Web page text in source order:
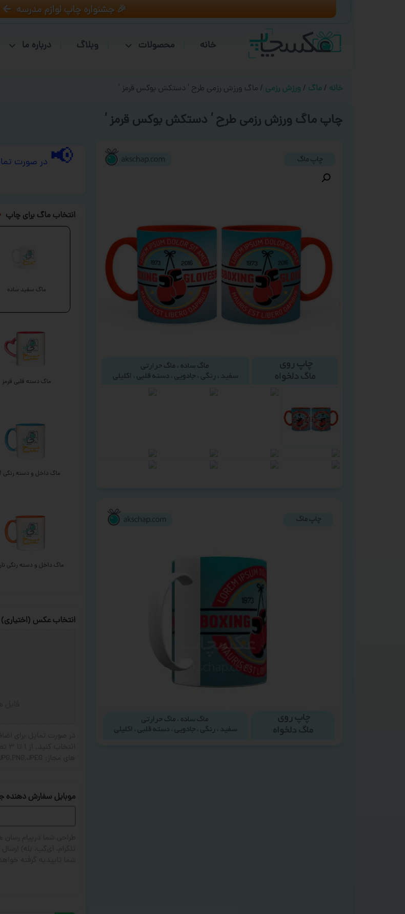
🎉 جشنواره چاپ لوازم مدرسه
خانه محصولات وبلاگ درباره ما
خانه / ماگ / ورزش رزمی / ماگ ورزش رزمی طرح ‘ دستکش بوکس قرمز ‘
چاپ ماگ ورزش رزمی طرح ‘ دستکش بوکس قرمز ‘
📢 در صورت
انتخاب ماگ برای چاپ
ماگ سفید ساده
ماگ دسته قلبی قرمز
ماگ داخل و دسته رنگی
ماگ داخل و دسته رنگی
انتخاب عکس (اختیاری)
موبایل سفارش دهنده